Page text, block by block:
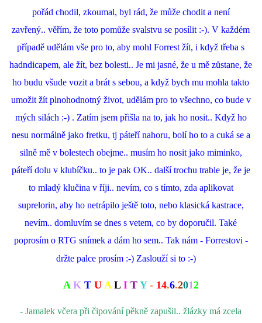
pořád chodil, zkoumal, byl rád, že může chodit a není
zavřený.. věřím, že toto pomůže svalstvu se posílit :-). V každém
případě udělám vše pro to, aby mohl Forrest žít, i když třeba s
hadndicapem, ale žít, bez bolesti.. Je mi jasné, že u mě zůstane, že
ho budu všude vozit a brát s sebou, a když bych mu mohla takto
umožit žít plnohodnotný život, udělám pro to všechno, co bude v
mých silách :-) . Zatím jsem přišla na to, jak ho nosit.. Když ho
nesu normálně jako fretku, tj páteří nahoru, bolí ho to a cuká se a
silně mě v bolestech obejme.. musím ho nosit jako miminko,
páteří dolu v klubíčku.. to je pak OK.. další trochu trable je, že je
to mladý klučina v říji.. nevím, co s tímto, zda aplikovat
suprelorin, aby ho netrápilo ještě toto, nebo klasická kastrace,
nevím.. domluvím se dnes s vetem, co by doporučil. Také
poprosím o RTG snímek a dám ho sem.. Tak nám - Forrestovi -
držte palce prosím :-) Zaslouží si to :-)
AK T U A L I T Y- 14.6.2012
- Jamalek včera při čipování pěkně zapušil.. žlázky má zcela